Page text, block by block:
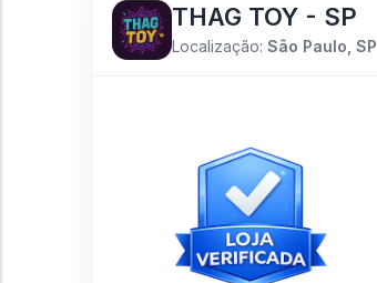
THAG TOY - SP
Localização: São Paulo, SP